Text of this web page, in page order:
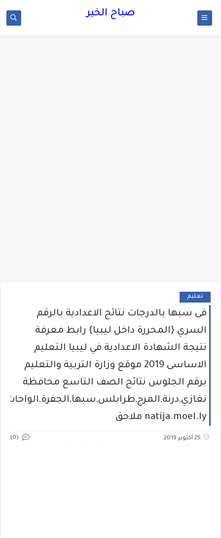
صباح الخير
تعليم
فى سبها بالدرجات نتائج الاعدادية بالرقم
السري {المحررة داخل ليبيا} رابط معرفة
نتيجة الشهادة الاعدادية في ليبيا التعليم
الاساسى 2019 موقع وزارة التربية والتعليم
برقم الجلوس نتائج الصف التاسع محافظة
نغازي,درنة,المرج,طرابلس,سبها,الجفرة,الواحات
natija.moel.ly ملاحق
25 أكتوبر 2019 (0)